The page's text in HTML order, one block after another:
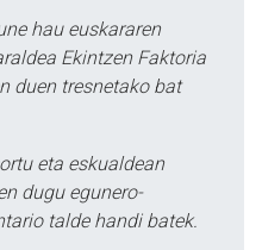
hau euskararen
Ekintzen Faktoria
duen tresnetako bat
eta eskualdean
dugu egunero-
talde handi batek.